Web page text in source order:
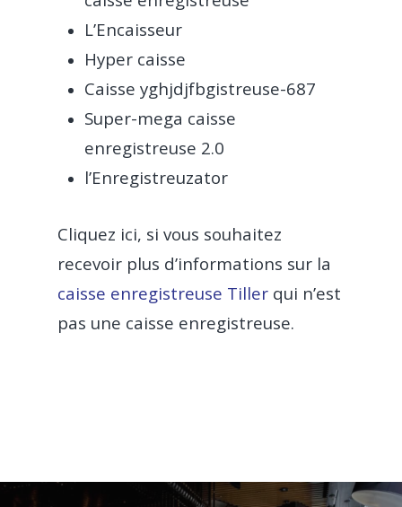
L’Encaisseur
Hyper caisse
Caisse yghjdjfbgistreuse-687
Super-mega caisse
enregistreuse 2.0
l’Enregistreuzator
Cliquez ici, si vous souhaitez
recevoir plus d’informations sur la
caisse enregistreuse Tiller qui n’est
pas une caisse enregistreuse.